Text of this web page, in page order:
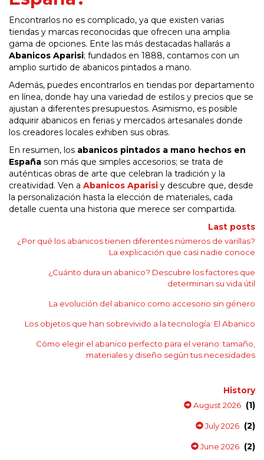
Encontrarlos no es complicado, ya que existen varias
tiendas y marcas reconocidas que ofrecen una amplia
gama de opciones. Ente las más destacadas hallarás a
Abanicos Aparisi; fundados en 1888, contamos con un
amplio surtido de abanicos pintados a mano.
Además, puedes encontrarlos en tiendas por departamento
en línea, donde hay una variedad de estilos y precios que se
ajustan a diferentes presupuestos. Asimismo, es posible
adquirir abanicos en ferias y mercados artesanales donde
los creadores locales exhiben sus obras.
En resumen, los abanicos pintados a mano hechos en
España son más que simples accesorios; se trata de
auténticas obras de arte que celebran la tradición y la
creatividad. Ven a Abanicos Aparisi y descubre que, desde
la personalización hasta la elección de materiales, cada
detalle cuenta una historia que merece ser compartida.
Last posts
¿Por qué los abanicos tienen diferentes números de varillas?
La explicación que casi nadie conoce
¿Cuánto dura un abanico? Descubre los factores que
determinan su vida útil
La evolución del abanico como accesorio sin género
Los objetos que han sobrevivido a la tecnología: El Abanico
Cómo elegir el abanico perfecto para el verano: tamaño,
materiales y diseño según tus necesidades
History
August 2026 (1)
July 2026 (2)
June 2026 (2)